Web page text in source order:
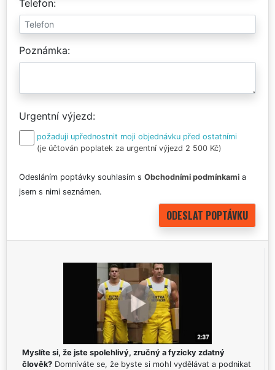
Telefon
Poznámka
Urgentní výjezd
požaduji upřednostnit moji objednávku před ostatními
(je účtován poplatek za urgentní výjezd 2 500 Kč)
Odesláním poptávky souhlasím s Obchodními podmínkami a
jsem s nimi seznámen.
Myslíte si, že jste spolehlivý, zručný a fyzicky zdatný
člověk? Domníváte se, že byste si mohl vydělávat a podnikat